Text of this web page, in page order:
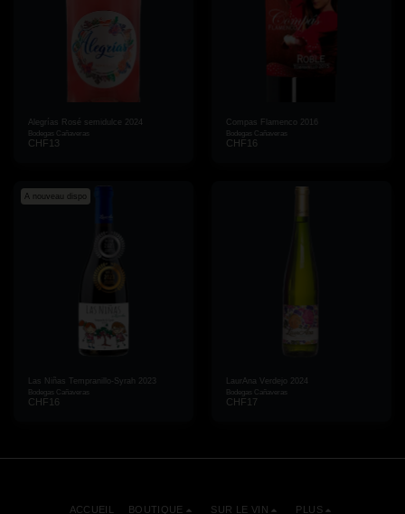
Alegrías Rosé semidulce 2024
Bodegas Cañaveras
CHF 13
Compas Flamenco 2016
Bodegas Cañaveras
CHF 16
A nouveau dispo
Las Niñas Tempranillo-Syrah 2023
Bodegas Cañaveras
CHF 16
LaurAna Verdejo 2024
Bodegas Cañaveras
CHF 17
ACCUEIL BOUTIQUE SUR LE VIN PLUS